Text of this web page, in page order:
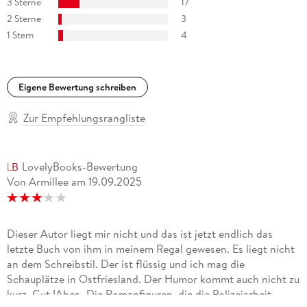
Klaus-Peter Wolf ist ein leidenschaftlicher Erzähler und er
liebt den Kontakt zum Publikum. Borkumer Zeitung
2 Sterne
3
1 Stern
4
Eigene Bewertung schreiben
Zur Empfehlungsrangliste
LovelyBooks-Bewertung
Von Armillee am 19.09.2025
Dieser Autor liegt mir nicht und das ist jetzt endlich das
letzte Buch von ihm in meinem Regal gewesen. Es liegt nicht
an dem Schreibstil. Der ist flüssig und ich mag die
Schauplätze in Ostfriesland. Der Humor kommt auch nicht zu
kurz. Gut !Aber...Die Romanfiguren, die die Polizeiarbeit